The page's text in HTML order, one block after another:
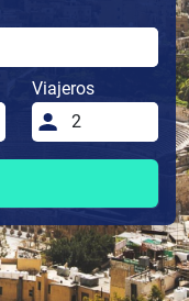
Viajeros